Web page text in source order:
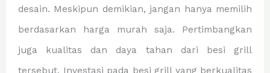
desain. Meskipun demikian, jangan hanya memilih
berdasarkan harga murah saja. Pertimbangkan
juga kualitas dan daya tahan dari besi grill
tersebut. Investasi pada besi grill yang berkualitas